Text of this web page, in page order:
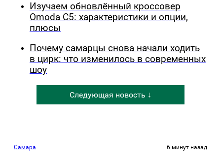
Изучаем обновлённый кроссовер
Omoda C5: характеристики и опции,
плюсы
Почему самарцы снова начали ходить
в цирк: что изменилось в современных
шоу
Следующая новость ↓
Самара 6 минут назад